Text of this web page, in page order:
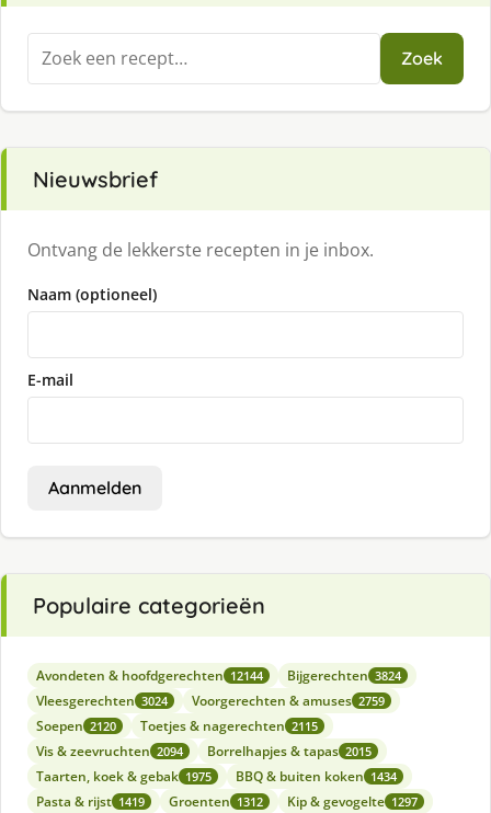
Zoeken
naar:
Zoek
Nieuwsbrief
Ontvang de lekkerste recepten in je inbox.
Naam (optioneel)
E-mail
Aanmelden
Populaire categorieën
Avondeten & hoofdgerechten 12144 Bijgerechten 3824
Vleesgerechten 3024 Voorgerechten & amuses 2759
Soepen 2120 Toetjes & nagerechten 2115
Vis & zeevruchten 2094 Borrelhapjes & tapas 2015
Taarten, koek & gebak 1975 BBQ & buiten koken 1434
Pasta & rijst 1419 Groenten 1312 Kip & gevogelte 1297